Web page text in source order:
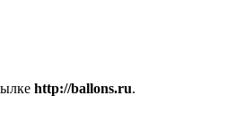
http://ballons.ru.